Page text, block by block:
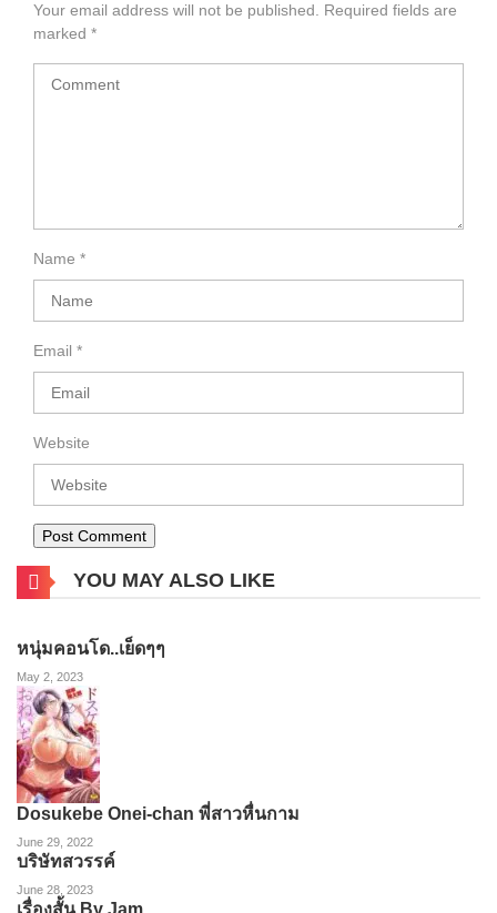
Your email address will not be published. Required fields are
marked *
Name *
Email *
Website
YOU MAY ALSO LIKE
หนุ่มคอนโด..เย็ดๆๆ
May 2, 2023
Dosukebe Onei-chan พี่สาวหื่นกาม
June 29, 2022
บริษัทสวรรค์
June 28, 2023